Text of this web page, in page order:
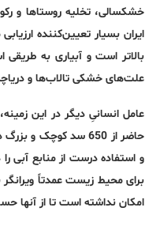
خشکسالی، تخلیه روستاها و
ایران بسیار تعیین‌کننده
بالاتر است و آبیاری به
علت‌های خشکی تالاب‌ها و
حاضر از 650 سد
و استفاده درست از منابع آبی
برای محیط زیست عمدتاً ویرانگر
امکان نداشته است تا از آنها